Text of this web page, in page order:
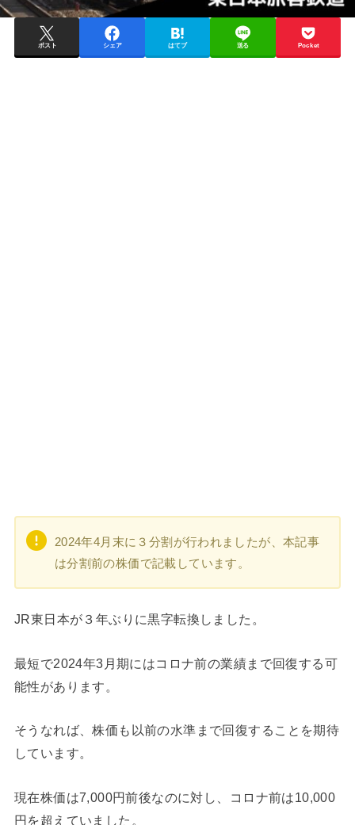
ポスト シェア はてブ 送る Pocket
2024年4月末に３分割が行われましたが、本記事
は分割前の株価で記載しています。
JR東日本が３年ぶりに黒字転換しました。
最短で2024年3月期にはコロナ前の業績まで回復する可
能性があります。
そうなれば、株価も以前の水準まで回復することを期待
しています。
現在株価は7,000円前後なのに対し、コロナ前は10,000
円を超えていました。